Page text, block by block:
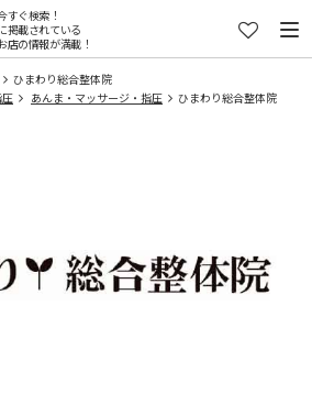
すぐ検索！
掲載されている
店の情報が満載！
ひまわり総合整体院
あんま・マッサージ・指圧 ひまわり総合整体院